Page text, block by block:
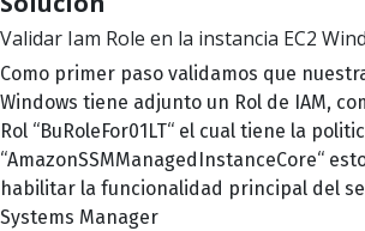
Validar Iam Role en la instancia EC2
Como primer paso validamos que
Windows tiene adjunto un Rol de IAM,
Rol “BuRoleFor01LT“ el cual tiene la
“AmazonSSMManagedInstanceCore“
habilitar la funcionalidad principal del
Systems Manager